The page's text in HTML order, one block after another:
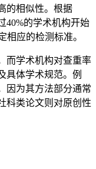
的相似性。根据
40%的学术机构开始
相应的检测标准。
而学术机构对查重率
具体学术规范。例
因为其方法部分通常
科类论文则对原创性